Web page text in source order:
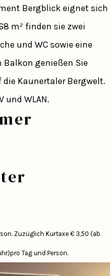
Bergblick eignet sich
m² finden sie zwei
und WC sowie eine
Balkon genießen Sie
Kaunertaler Bergwelt.
und WLAN.
Zuzüglich Kurtaxe € 3,50 (ab
Tag und Person.